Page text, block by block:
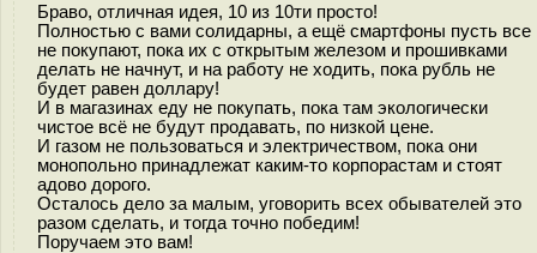
Браво, отличная идея, 10 из 10ти просто!
Полностью с вами солидарны, а ещё смартфоны пусть все
не покупают, пока их с открытым железом и прошивками
делать не начнут, и на работу не ходить, пока рубль не
будет равен доллару!
И в магазинах еду не покупать, пока там экологически
чистое всё не будут продавать, по низкой цене.
И газом не пользоваться и электричеством, пока они
монопольно принадлежат каким-то корпорастам и стоят
адово дорого.
Осталось дело за малым, уговорить всех обывателей это
разом сделать, и тогда точно победим!
Поручаем это вам!